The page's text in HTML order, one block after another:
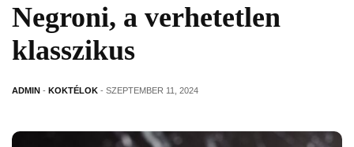
Negroni, a verhetetlen
klasszikus
ADMIN - KOKTÉLOK - SZEPTEMBER 11, 2024